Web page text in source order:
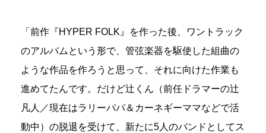
「前作『HYPER FOLK』を作った後、ワントラック
のアルバムという形で、管弦楽器を駆使した組曲の
ような作品を作ろうと思って、それに向けた作業も
進めてたんです。だけど辻くん（前任ドラマーの辻
凡人／現在はラリーパパ＆カーネギーママなどで活
動中）の脱退を受けて、新たに5人のバンドとしてス